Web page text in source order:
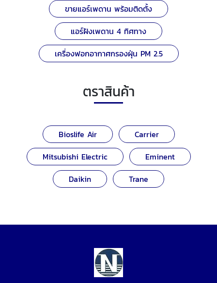
ขายแอร์เพดาน พร้อมติดตั้ง
แอร์ฝังเพดาน 4 ทิศทาง
เครื่องฟอกอากาศกรองฝุ่น PM 2.5
ตราสินค้า
Bioslife Air
Carrier
Mitsubishi Electric
Eminent
Daikin
Trane